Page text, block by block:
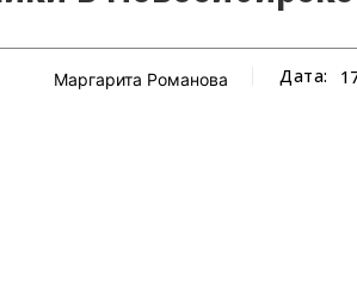
Маргарита Романова Дата: